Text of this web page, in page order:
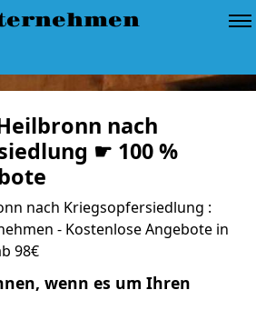
nach
☛ 100 %
nach Kriegsopfersiedlung :
- Kostenlose Angebote in
98€
wenn es um Ihren